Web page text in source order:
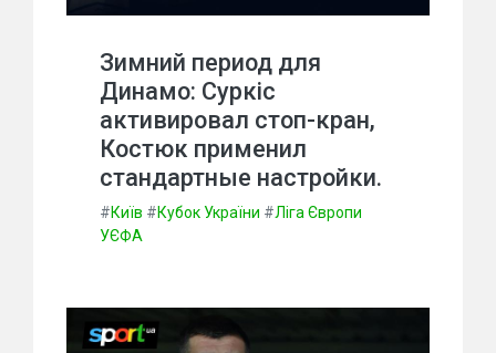
Зимний период для
Динамо: Суркіс
активировал стоп-кран,
Костюк применил
стандартные настройки.
#Київ #Кубок України #Ліга Європи
УЄФА